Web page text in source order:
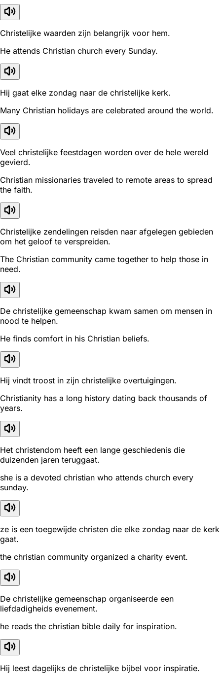
Christelijke waarden zijn belangrijk voor hem.
He attends Christian church every Sunday.
Hij gaat elke zondag naar de christelijke kerk.
Many Christian holidays are celebrated around the world.
Veel christelijke feestdagen worden over de hele wereld
gevierd.
Christian missionaries traveled to remote areas to spread
the faith.
Christelijke zendelingen reisden naar afgelegen gebieden
om het geloof te verspreiden.
The Christian community came together to help those in
need.
De christelijke gemeenschap kwam samen om mensen in
nood te helpen.
He finds comfort in his Christian beliefs.
Hij vindt troost in zijn christelijke overtuigingen.
Christianity has a long history dating back thousands of
years.
Het christendom heeft een lange geschiedenis die
duizenden jaren teruggaat.
she is a devoted christian who attends church every
sunday.
ze is een toegewijde christen die elke zondag naar de kerk
gaat.
the christian community organized a charity event.
De christelijke gemeenschap organiseerde een
liefdadigheids evenement.
he reads the christian bible daily for inspiration.
Hij leest dagelijks de christelijke bijbel voor inspiratie.